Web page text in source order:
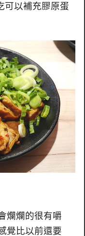
可以補充膠原蛋
爛爛的很有嚼
覺比以前還要